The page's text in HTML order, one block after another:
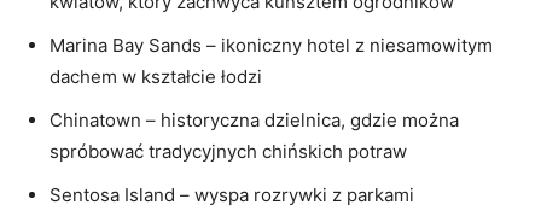
Marina Bay Sands – ikoniczny ⁢hotel⁣ z niesamowitym
dachem w kształcie ⁣łodzi
Chinatown​ – historyczna dzielnica, gdzie można
spróbować tradycyjnych chińskich potraw
Sentosa Island –⁤ wyspa⁤ rozrywki z parkami